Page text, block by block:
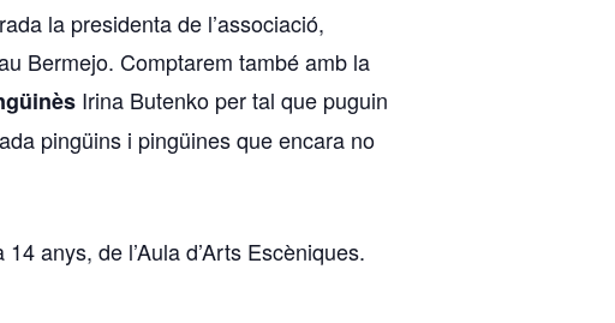
la presidenta de l’associació,
Bermejo. Comptarem també amb la
Irina Butenko per tal que puguin
pingüins i pingüines que encara no
14 anys, de l’Aula d’Arts Escèniques.